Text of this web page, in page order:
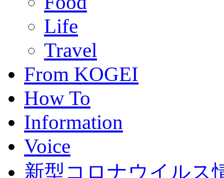
Life
Travel
From KOGEI
How To
Information
Voice
新型コロナウイルス